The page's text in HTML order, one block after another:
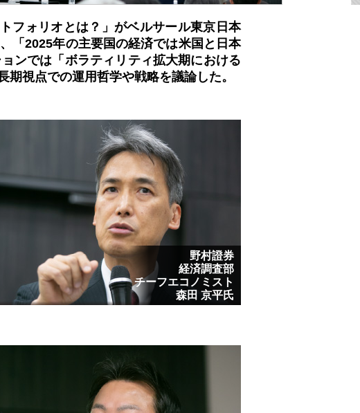
フォリオとは？」がベルサール東京日本
「2025年の主要国の経済では米国と日本
ンでは「ボラティリティ拡大期における
視点での運用哲学や戦略を議論した。
野村證券
経済調査部
チーフエコノミスト
森田 京平氏